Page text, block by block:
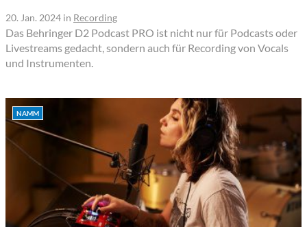
20. Jan. 2024 in Recording
Das Behringer D2 Podcast PRO ist nicht nur für Podcasts oder
Livestreams gedacht, sondern auch für Recording von Vocals
und Instrumenten.
NAMM